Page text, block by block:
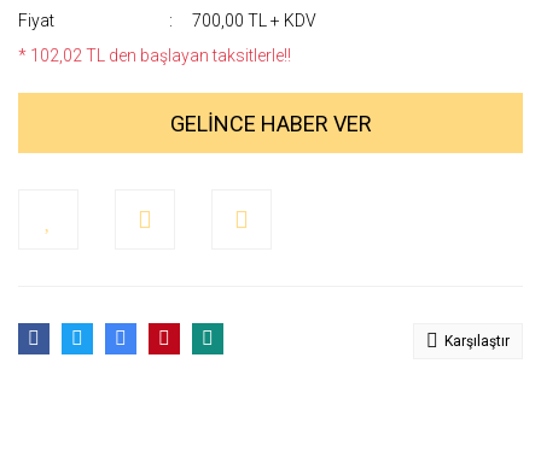
Fiyat
700,00 TL + KDV
* 102,02 TL den başlayan taksitlerle!!
GELİNCE HABER VER
Karşılaştır